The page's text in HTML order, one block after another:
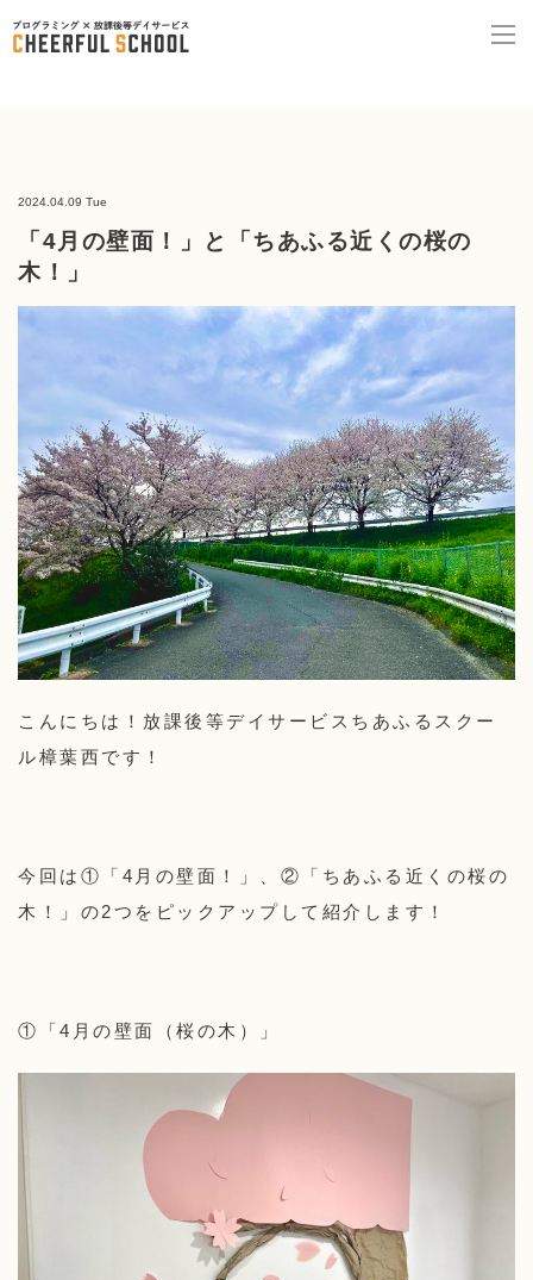
2024.04.09 Tue
「4月の壁面！」と「ちあふる近くの桜の
木！」
こんにちは！放課後等デイサービスちあふるスクー
ル樟葉西です！
今回は①「4月の壁面！」、②「ちあふる近くの桜の
木！」の2つをピックアップして紹介します！
①「4月の壁面（桜の木）」